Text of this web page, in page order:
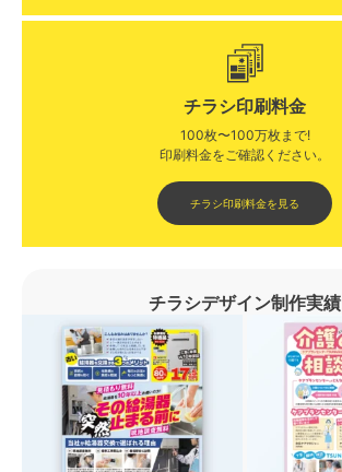
チラシ印刷料金
100枚〜100万枚まで!
印刷料金をご確認ください。​
チラシ印刷料金を見る
チラシデザイン制作実績